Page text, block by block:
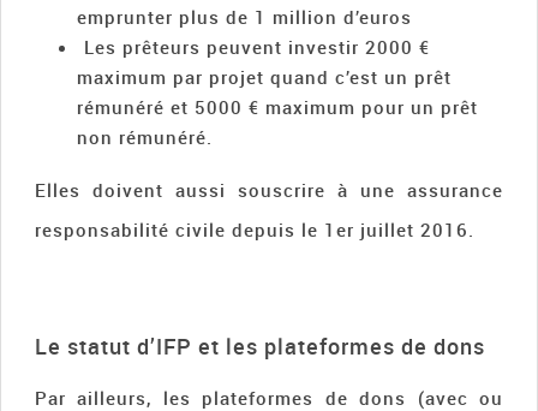
emprunter plus de 1 million d’euros
Les prêteurs peuvent investir 2000 €
maximum par projet quand c’est un prêt
rémunéré et 5000 € maximum pour un prêt
non rémunéré.
Elles doivent aussi souscrire à une assurance
responsabilité civile depuis le 1er juillet 2016.
Le statut d’IFP et les plateformes de dons
Par ailleurs, les plateformes de dons (avec ou